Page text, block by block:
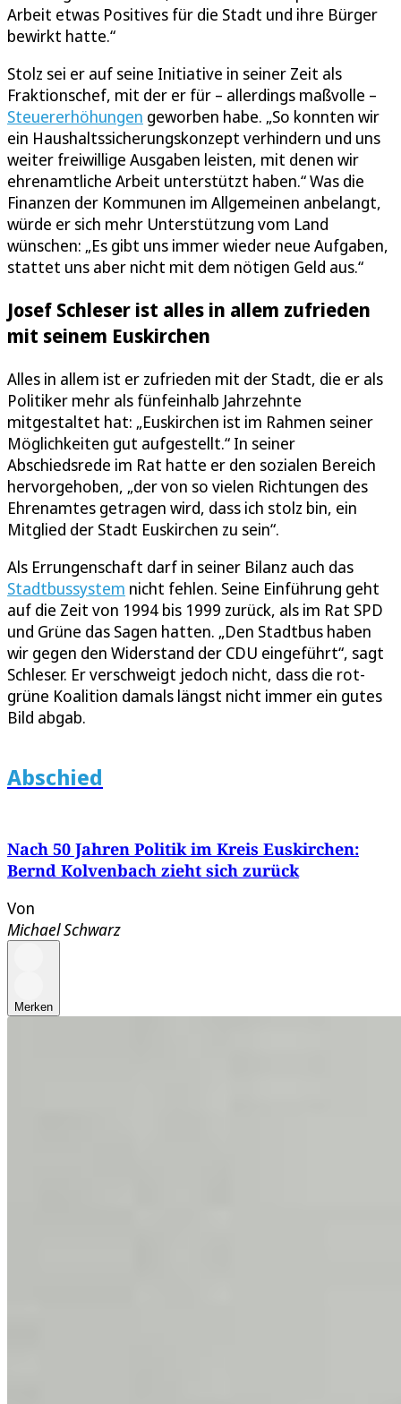
Arbeit etwas Positives für die Stadt und ihre Bürger
bewirkt hatte.“
Stolz sei er auf seine Initiative in seiner Zeit als
Fraktionschef, mit der er für – allerdings maßvolle –
Steuererhöhungen geworben habe. „So konnten wir
ein Haushaltssicherungskonzept verhindern und uns
weiter freiwillige Ausgaben leisten, mit denen wir
ehrenamtliche Arbeit unterstützt haben.“ Was die
Finanzen der Kommunen im Allgemeinen anbelangt,
würde er sich mehr Unterstützung vom Land
wünschen: „Es gibt uns immer wieder neue Aufgaben,
stattet uns aber nicht mit dem nötigen Geld aus.“
Josef Schleser ist alles in allem zufrieden
mit seinem Euskirchen
Alles in allem ist er zufrieden mit der Stadt, die er als
Politiker mehr als fünfeinhalb Jahrzehnte
mitgestaltet hat: „Euskirchen ist im Rahmen seiner
Möglichkeiten gut aufgestellt.“ In seiner
Abschiedsrede im Rat hatte er den sozialen Bereich
hervorgehoben, „der von so vielen Richtungen des
Ehrenamtes getragen wird, dass ich stolz bin, ein
Mitglied der Stadt Euskirchen zu sein“.
Als Errungenschaft darf in seiner Bilanz auch das
Stadtbussystem nicht fehlen. Seine Einführung geht
auf die Zeit von 1994 bis 1999 zurück, als im Rat SPD
und Grüne das Sagen hatten. „Den Stadtbus haben
wir gegen den Widerstand der CDU eingeführt“, sagt
Schleser. Er verschweigt jedoch nicht, dass die rot-
grüne Koalition damals längst nicht immer ein gutes
Bild abgab.
Abschied
Nach 50 Jahren Politik im Kreis Euskirchen:
Bernd Kolvenbach zieht sich zurück
Von
Michael Schwarz
Merken